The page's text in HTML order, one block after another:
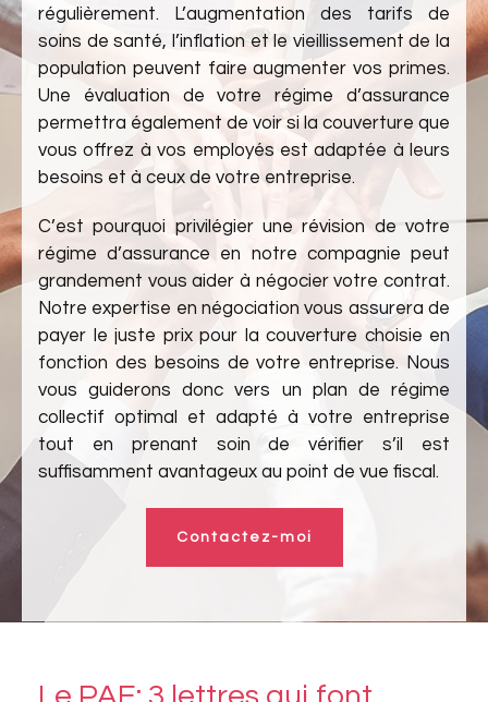
régulièrement. L’augmentation des tarifs de
soins de santé, l’inflation et le vieillissement de la
population peuvent faire augmenter vos primes.
Une évaluation de votre régime d’assurance
permettra également de voir si la couverture que
vous offrez à vos employés est adaptée à leurs
besoins et à ceux de votre entreprise.
C’est pourquoi privilégier une révision de votre
régime d’assurance en notre compagnie peut
grandement vous aider à négocier votre contrat.
Notre expertise en négociation vous assurera de
payer le juste prix pour la couverture choisie en
fonction des besoins de votre entreprise. Nous
vous guiderons donc vers un plan de régime
collectif optimal et adapté à votre entreprise
tout en prenant soin de vérifier s’il est
suffisamment avantageux au point de vue fiscal.
Contactez-moi